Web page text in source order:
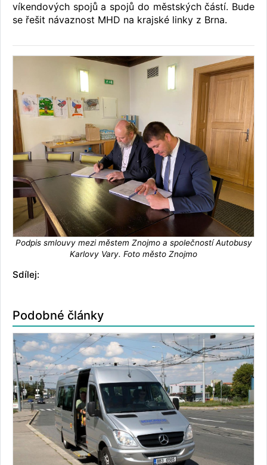
víkendových spojů a spojů do městských částí. Bude
se řešit návaznost MHD na krajské linky z Brna.
Podpis smlouvy mezi městem Znojmo a společností Autobusy
Karlovy Vary. Foto město Znojmo
Sdílej:
Podobné články